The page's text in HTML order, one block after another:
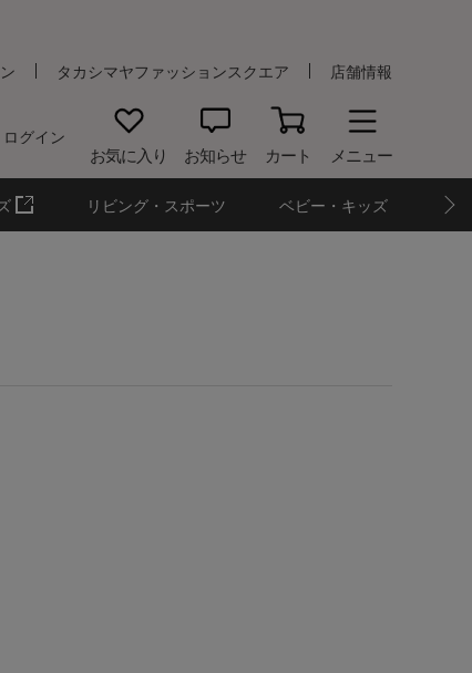
タカシマヤファッションスクエア 店舗情報
ログイン
お気に入り お知らせ カート メニュー
リビング・スポーツ ベビー・キッズ